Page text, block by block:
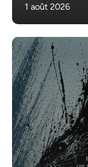
1 août 2026